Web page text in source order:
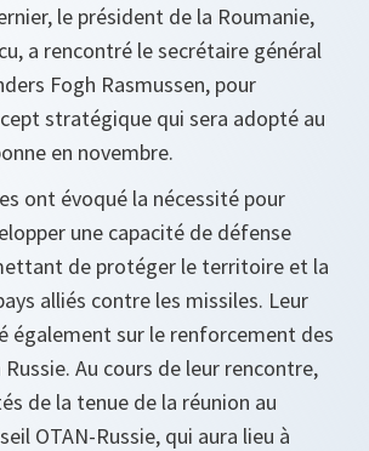
le président de la Roumanie,
a rencontré le secrétaire général
Fogh Rasmussen, pour
stratégique qui sera adopté au
en novembre.
ont évoqué la nécessité pour
une capacité de défense
de protéger le territoire et la
alliés contre les missiles. Leur
également sur le renforcement des
Au cours de leur rencontre,
de la tenue de la réunion au
OTAN-Russie, qui aura lieu à